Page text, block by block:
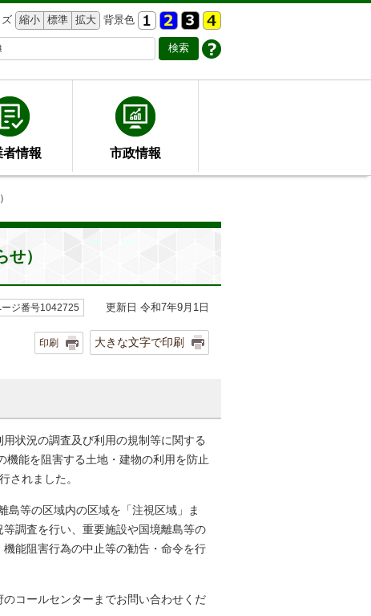
縮小 標準 拡大 背景色
者情報 市政情報
）
ージ番号1042725 更新日 令和7年9月1日
印刷 大きな文字で印刷
状況の調査及び利用の規制等に関する
機能を阻害する土地・建物の利用を防止
されました。
島等の区域内の区域を「注視区域」ま
調査を行い、重要施設や国境離島等の
能阻害行為の中止等の勧告・命令を行
コールセンターまでお問い合わせくだ